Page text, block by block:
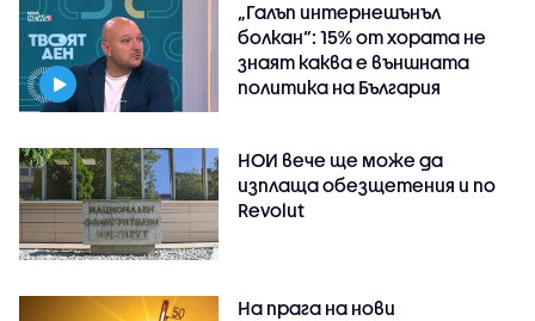
„Галъп интернешънъл
болкан“: 15% от хората не
знаят каква е външната
политика на България
НОИ вече ще може да
изплаща обезщетения и по
Revolut
На прага на нови